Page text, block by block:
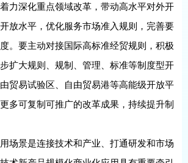
力深化重点领域改革，带动高水平对外开
放水平，优化服务市场准入规则，完善要
。要主动对接国际高标准经贸规则，积极
扩大规则、规制、管理、标准等制度型开
贸易试验区、自由贸易港等高能级开放平
多可复制可推广的改革成果，持续提升制
场景是连接技术和产业、打通研发和市场